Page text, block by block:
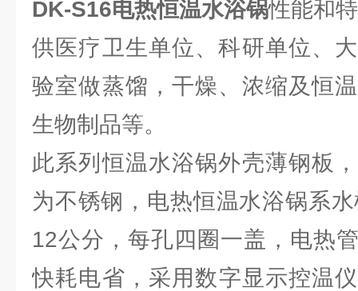
DK-S16电热恒温水浴锅性能和
供医疗卫生单位、科研单位、
验室做蒸馏，干燥、浓缩及恒
生物制品等。
此系列恒温水浴锅外壳薄钢板
为不锈钢，电热恒温水浴锅系
12公分，每孔四圈一盖，电热
快耗电省，采用数字显示控温